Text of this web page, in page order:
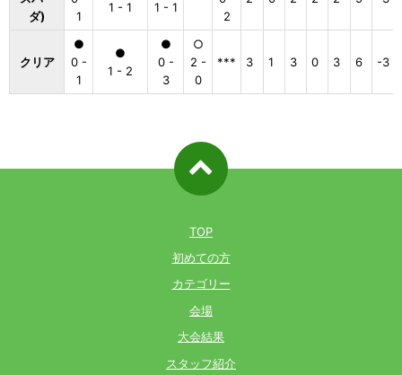
ダ)
1
1 - 1
1 - 1
2
クリア
●
0 -
1
●
1 - 2
●
0 -
3
○
2 -
0
*** 3 1 3 0 3 6 -3
TOP
初めての方
カテゴリー
会場
大会結果
スタッフ紹介